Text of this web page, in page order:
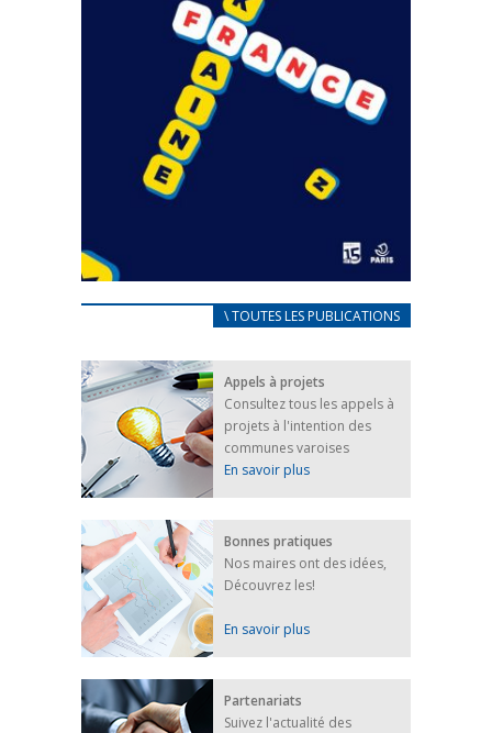
CARNET D’ACCUEIL
25 avril 2022
Afin d’accompagner au mieux les réfugiés
ukrainiens arrivés en France,...
FEUILLETER
\ TOUTES LES PUBLICATIONS
Appels à projets
Consultez tous les appels à
projets à l'intention des
communes varoises
En savoir plus
Bonnes pratiques
Nos maires ont des idées,
Découvrez les!
En savoir plus
Partenariats
Suivez l'actualité des